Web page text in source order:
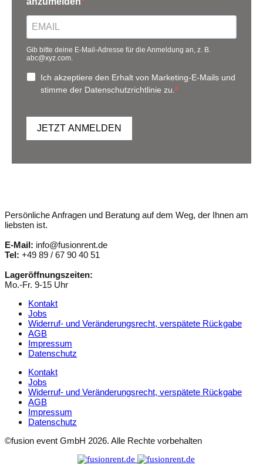
Gib bitte deine E-Mail-Adresse für die Anmeldung an, z. B.
abc@xyz.com.
Ich akzeptiere den Erhalt von Marketing-E-Mails und
stimme der Datenschutzrichtlinie zu.
JETZT ANMELDEN
Persönliche Anfragen und Beratung auf dem Weg, der Ihnen am
liebsten ist.
E-Mail: info@fusionrent.de
Tel: +49 89 / 67 90 40 51
Lageröffnungszeiten:
Mo.-Fr. 9-15 Uhr
Kontakt
Jobs
Widerruf- und Veränderungsrecht, verspätete Rückgabe
AGB
Impressum
Datenschutz
Kontakt
Jobs
Widerruf- und Veränderungsrecht, verspätete Rückgabe
AGB
Impressum
Datenschutz
©fusion event GmbH 2026. Alle Rechte vorbehalten